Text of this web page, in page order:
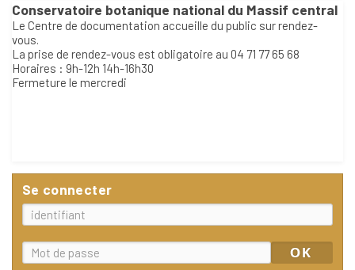
Conservatoire botanique national du Massif central
Le Centre de documentation accueille du public sur rendez-
vous.
La prise de rendez-vous est obligatoire au 04 71 77 65 68
Horaires : 9h-12h 14h-16h30
Fermeture le mercredi
Se connecter